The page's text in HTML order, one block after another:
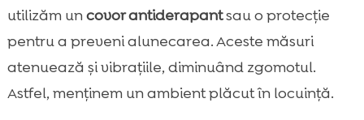
utilizăm uncovor antiderapantsau o protecție
pentru a preveni alunecarea. Aceste măsuri
atenuează și vibrațiile, diminuând zgomotul.
Astfel, menținem un ambient plăcut în locuință.